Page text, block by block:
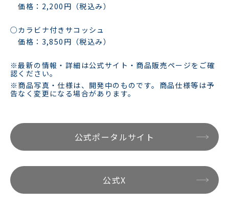
価格：2,200円（税込み）
○カラビナ付きサコッシュ
価格：3,850円（税込み）
※最新の情報・詳細は公式サイト・商品販売ページをご確
認ください。
※商品写真・仕様は、開発中のものです。商品仕様等は予
告なく変更になる場合があります。
公式ポータルサイト
公式X